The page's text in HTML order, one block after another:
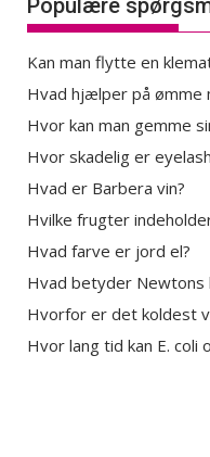
Populære
Kan man flytte en
Hvad hjælper på
Hvor kan man gemme
Hvor skadelig er
Hvad er Barbera vin?
Hvilke frugter
Hvad farve er jord el?
Hvad betyder Newtons
Hvorfor er det koldest
Hvor lang tid kan E. coli